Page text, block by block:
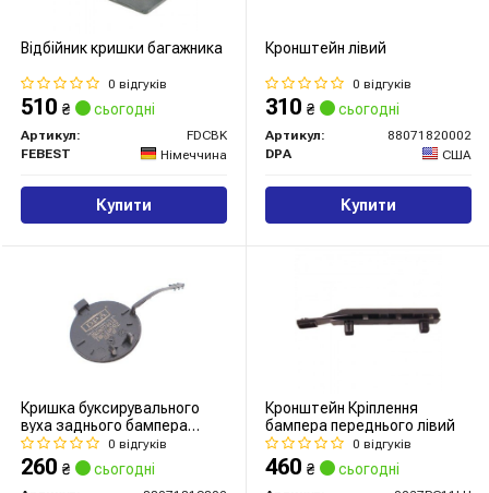
Відбійник кришки багажника
0 відгуків
510 ₴ сьогодні
Артикул:
FDCBK
FEBEST
Німеччина
Купити
Кронштейн лівий
0 відгуків
310 ₴ сьогодні
Артикул:
88071820002
DPA
США
Купити
Кришка буксирувального
вуха заднього бампера
права Audi A4 (07-15)
(88071819802) DPA
0 відгуків
260 ₴ сьогодні
Кронштейн Кріплення
бампера переднього лівий
0 відгуків
460 ₴ сьогодні